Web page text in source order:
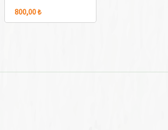
800,00 ₺